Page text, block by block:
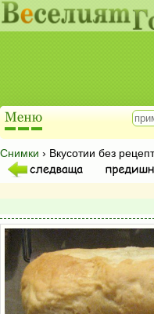
Снимки › Вкусотии без